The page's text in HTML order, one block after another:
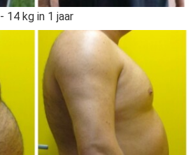
- 14 kg in 1 jaar